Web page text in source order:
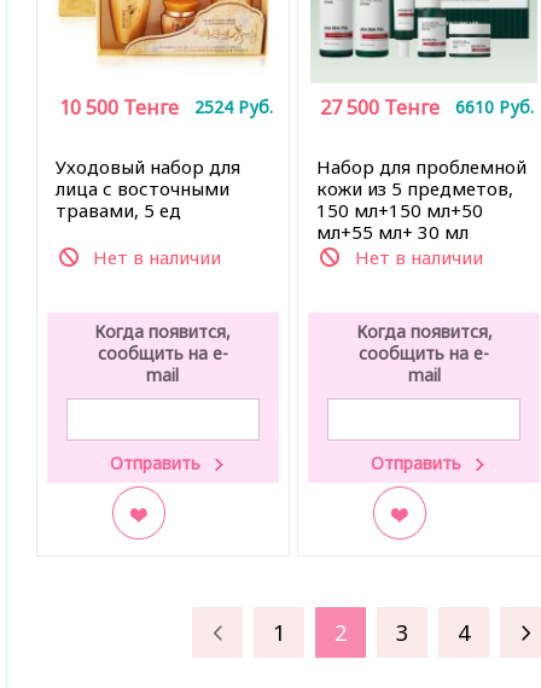
Уходовый набор для
лица с восточными
травами, 5 ед
Нет в наличии
10 500 Тенге 2524 Руб.
Когда появится,
сообщить на e-
mail
Набор для проблемной
кожи из 5 предметов,
150 мл+150 мл+50
мл+55 мл+ 30 мл
Нет в наличии
27 500 Тенге 6610 Руб.
Когда появится,
сообщить на e-
mail
1 2 3 4